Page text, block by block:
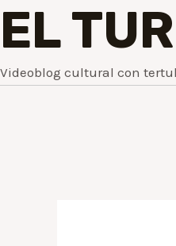
EL
Videoblog cultural con